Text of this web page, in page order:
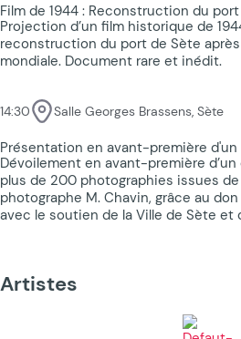
Film de 1944 : Reconstruction du
Projection d’un film historique de
reconstruction du port de Sète
mondiale. Document rare et inédit.
14:30 Salle Georges Brassens, Sète
Présentation en avant-première
Dévoilement en avant-première
plus de 200 photographies issues
photographe M. Chavin, grâce au
avec le soutien de la Ville de Sète et
Artistes